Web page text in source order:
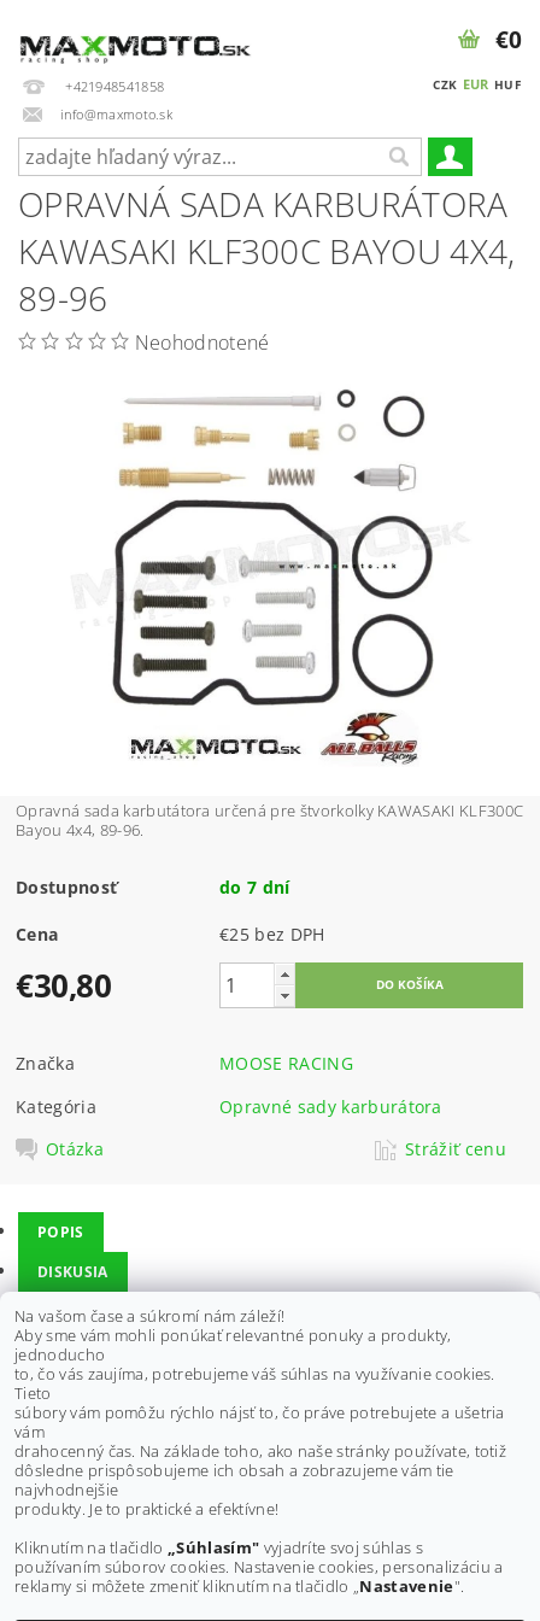
+421948541858
info@maxmoto.sk
CZK EUR HUF
€0
OPRAVNÁ SADA KARBURÁTORA
KAWASAKI KLF300C BAYOU 4X4,
89-96
Neohodnotené
Opravná sada karbutátora určená pre štvorkolky KAWASAKI KLF300C
Bayou 4x4, 89-96.
Dostupnosť do 7 dní
Cena €25 bez DPH
€30,80
Značka
MOOSE RACING
Kategória
Opravné sady karburátora
Otázka
Strážiť cenu
POPIS
DISKUSIA
Vhodné pre štvorkolky KAWASAKI:
KLF300C Bayou 4x4, 89-96
Výrobca:
Buďte prvý, kto napíše príspevok k tejto položke.
Na vašom čase a súkromí nám záleží!
Aby sme vám mohli ponúkať relevantné ponuky a produkty,
jednoducho
to, čo vás zaujíma, potrebujeme váš súhlas na využívanie cookies.
Tieto
súbory vám pomôžu rýchlo nájsť to, čo práve potrebujete a ušetria
vám
drahocenný čas. Na základe toho, ako naše stránky používate, totiž
dôsledne prispôsobujeme ich obsah a zobrazujeme vám tie
najvhodnejšie
produkty. Je to praktické a efektívne!
Kliknutím na tlačidlo „Súhlasím" vyjadríte svoj súhlas s
používaním súborov cookies. Nastavenie cookies, personalizáciu a
reklamy si môžete zmeniť kliknutím na tlačidlo „Nastavenie".